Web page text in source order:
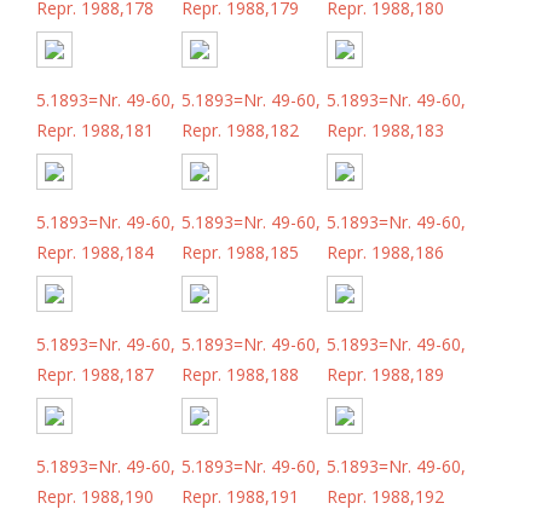
Repr. 1988,178 Repr. 1988,179 Repr. 1988,180
5.1893=Nr. 49-60,
Repr. 1988,181
5.1893=Nr. 49-60,
Repr. 1988,182
5.1893=Nr. 49-60,
Repr. 1988,183
5.1893=Nr. 49-60,
Repr. 1988,184
5.1893=Nr. 49-60,
Repr. 1988,185
5.1893=Nr. 49-60,
Repr. 1988,186
5.1893=Nr. 49-60,
Repr. 1988,187
5.1893=Nr. 49-60,
Repr. 1988,188
5.1893=Nr. 49-60,
Repr. 1988,189
5.1893=Nr. 49-60,
Repr. 1988,190
5.1893=Nr. 49-60,
Repr. 1988,191
5.1893=Nr. 49-60,
Repr. 1988,192